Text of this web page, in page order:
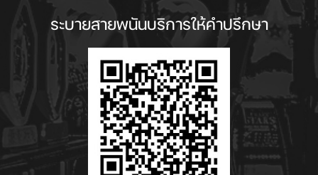
ระบายสายพนันบริการให้คำปรึกษา